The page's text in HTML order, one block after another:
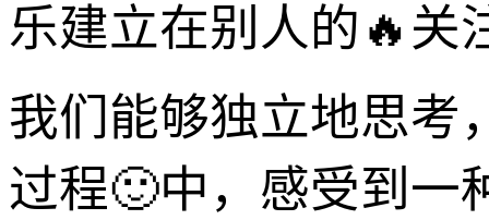
乐建立在别人的🔥关
我们能够独立地思考
过程🙂中，感受到一